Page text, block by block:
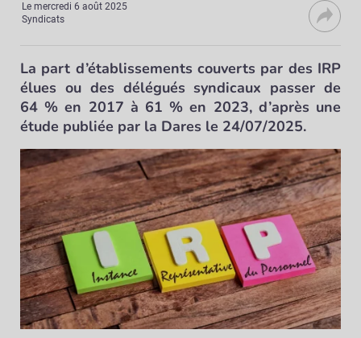
Lemercredi 6 août 2025
Syndicats
La part d’établissements couverts par des IRP
élues ou des délégués syndicaux passer de
64 % en 2017 à 61 % en 2023, d’après une
étude publiée par la Dares le 24/07/2025.